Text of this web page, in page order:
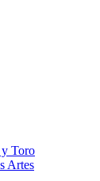
Toro
Artes